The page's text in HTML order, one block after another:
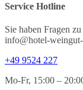
Service Hotline
Sie haben Fragen
info@hotel-
+49 9524 227
Mo-Fr, 15:00 –